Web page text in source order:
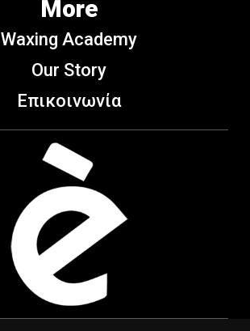
More
Waxing Academy
Our Story
Επικοινωνία